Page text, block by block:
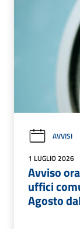
AVVISI
1 LUGLIO 2026
Avviso
uffici
Agosto